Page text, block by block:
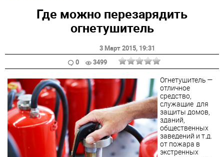
Где можно перезарядить
огнетушитель
3 Март 2015, 19:31
0
3499
Огнетушитель —
отличное
средство,
служащие для
защиты домов,
зданий,
общественных
заведений и т.д.
от пожара в
экстренных